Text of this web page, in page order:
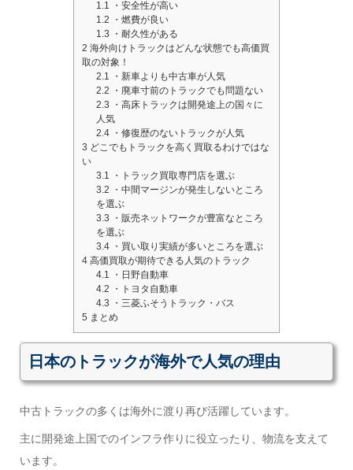
1.1 ・安全性が高い
1.2 ・燃費が良い
1.3 ・耐久性がある
2 海外向けトラックはどんな状態でも高価買
取の対象！
2.1 ・新車よりも中古車が人気
2.2 ・廃車寸前のトラックでも問題ない
2.3 ・高床トラックは開発途上の国々に
人気
2.4 ・修復歴のないトラックが人気
3 どこでもトラックを高く買取るわけではな
い
3.1 ・トラック買取専門店を選ぶ
3.2 ・中間マージンが発生しないところ
を選ぶ
3.3 ・販売ネットワークが豊富なところ
を選ぶ
3.4 ・買い取り実績が多いところを選ぶ
4 高価買取が期待できる人気のトラック
4.1 ・日野自動車
4.2 ・トヨタ自動車
4.3 ・三菱ふそうトラック・バス
5 まとめ
日本のトラックが海外で人気の理由
中古トラックの多くは海外に渡り再び活躍しています。
主に開発途上国でのインフラ作りに役立ったり、物流を支えて
います。